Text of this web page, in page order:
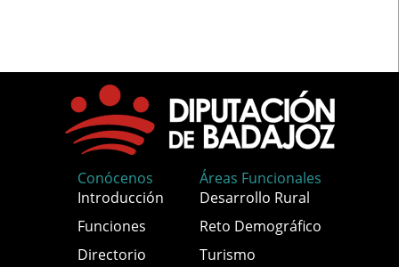
Conócenos
Introducción
Funciones
Directorio
Áreas Funcionales
Desarrollo Rural
Reto Demográfico
Turismo